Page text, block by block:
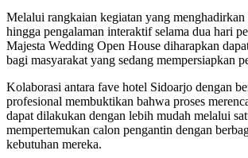
Melalui rangkaian kegiatan yang menghadirkan
hingga pengalaman interaktif selama dua hari
Majesta Wedding Open House diharapkan
bagi masyarakat yang sedang mempersiapkan
Kolaborasi antara fave hotel Sidoarjo dengan
profesional membuktikan bahwa proses
dapat dilakukan dengan lebih mudah melalui
mempertemukan calon pengantin dengan
kebutuhan mereka.